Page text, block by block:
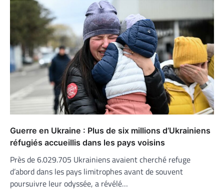
Guerre en Ukraine : Plus de six millions d’Ukrainiens
réfugiés accueillis dans les pays voisins
Près de 6.029.705 Ukrainiens avaient cherché refuge
d’abord dans les pays limitrophes avant de souvent
poursuivre leur odyssée, a révélé…